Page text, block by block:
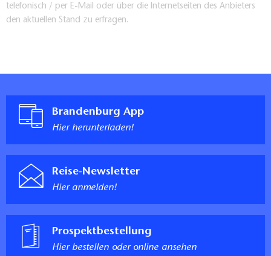
telefonisch / per E-Mail oder über die Internetseiten des Anbieters
den aktuellen Stand zu erfragen.
Brandenburg App
Hier herunterladen!
Reise-Newsletter
Hier anmelden!
Prospektbestellung
Hier bestellen oder online ansehen